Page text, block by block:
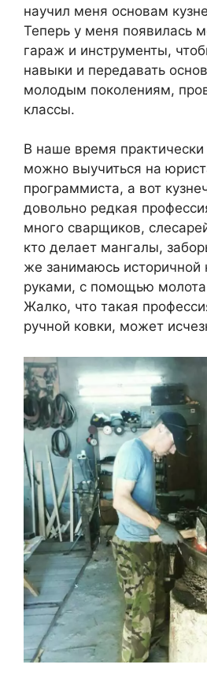
научил меня основам
Теперь у меня появилась
гараж и инструменты,
навыки и передавать
молодым поколениям,
классы.
В наше время
можно выучиться на
программиста, а вот
довольно редкая
много сварщиков,
кто делает мангалы,
же занимаюсь историчной
руками, с помощью молота
Жалко, что такая
ручной ковки, может